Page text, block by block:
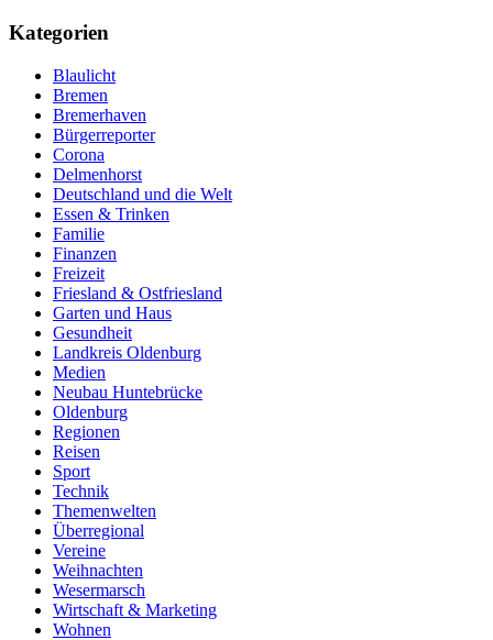
Kategorien
Blaulicht
Bremen
Bremerhaven
Bürgerreporter
Corona
Delmenhorst
Deutschland und die Welt
Essen & Trinken
Familie
Finanzen
Freizeit
Friesland & Ostfriesland
Garten und Haus
Gesundheit
Landkreis Oldenburg
Medien
Neubau Huntebrücke
Oldenburg
Regionen
Reisen
Sport
Technik
Themenwelten
Überregional
Vereine
Weihnachten
Wesermarsch
Wirtschaft & Marketing
Wohnen